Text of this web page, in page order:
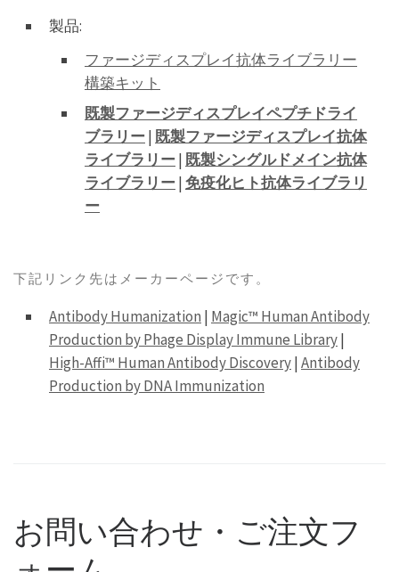
製品:
ファージディスプレイ抗体ライブラリー
構築キット
既製ファージディスプレイペプチドライ
ブラリー| 既製ファージディスプレイ抗体
ライブラリー| 既製シングルドメイン抗体
ライブラリー|免疫化ヒト抗体ライブラリ
ー
下記リンク先はメーカーページです。
Antibody Humanization | Magic™ Human Antibody
Production by Phage Display Immune Library|
High-Affi™ Human Antibody Discovery|Antibody
Production by DNA Immunization
お問い合わせ・ご注文フ